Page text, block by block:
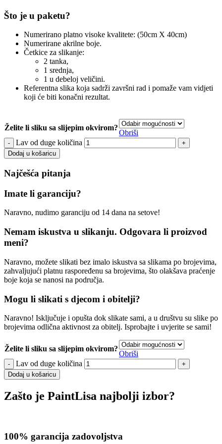
Što je u paketu?
Numerirano platno visoke kvalitete: (50cm X 40cm)
Numerirane akrilne boje.
Četkice za slikanje:
2 tanka,
1 srednja,
1 u debeloj veličini.
Referentna slika koja sadrži završni rad i pomaže vam vidjeti
koji će biti konačni rezultat.
Želite li sliku sa slijepim okvirom?
Obriši
Lav od duge količina
Dodaj u košaricu
Najčešća pitanja
Imate li garanciju?
Naravno, nudimo garanciju od 14 dana na setove!
Nemam iskustva u slikanju. Odgovara li proizvod
meni?
Naravno, možete slikati bez imalo iskustva sa slikama po brojevima,
zahvaljujući platnu raspoređenu sa brojevima, što olakšava praćenje
boje koja se nanosi na područja.
Mogu li slikati s djecom i obitelji?
Naravno! Isključuje i opušta dok slikate sami, a u društvu su slike po
brojevima odlična aktivnost za obitelj. Isprobajte i uvjerite se sami!
Želite li sliku sa slijepim okvirom?
Obriši
Lav od duge količina
Dodaj u košaricu
Zašto je PaintLisa najbolji izbor?
100% garancija zadovoljstva